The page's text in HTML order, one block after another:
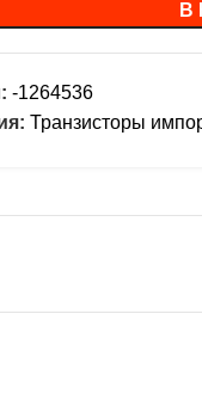
В
-1264536
Транзисторы